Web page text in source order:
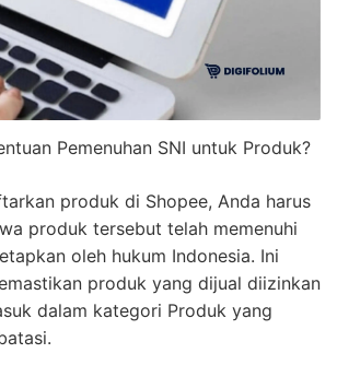
Pemenuhan SNI untuk Produk?
produk di Shopee, Anda harus
produk tersebut telah memenuhi
oleh hukum Indonesia. Ini
produk yang dijual diizinkan
dalam kategori Produk yang